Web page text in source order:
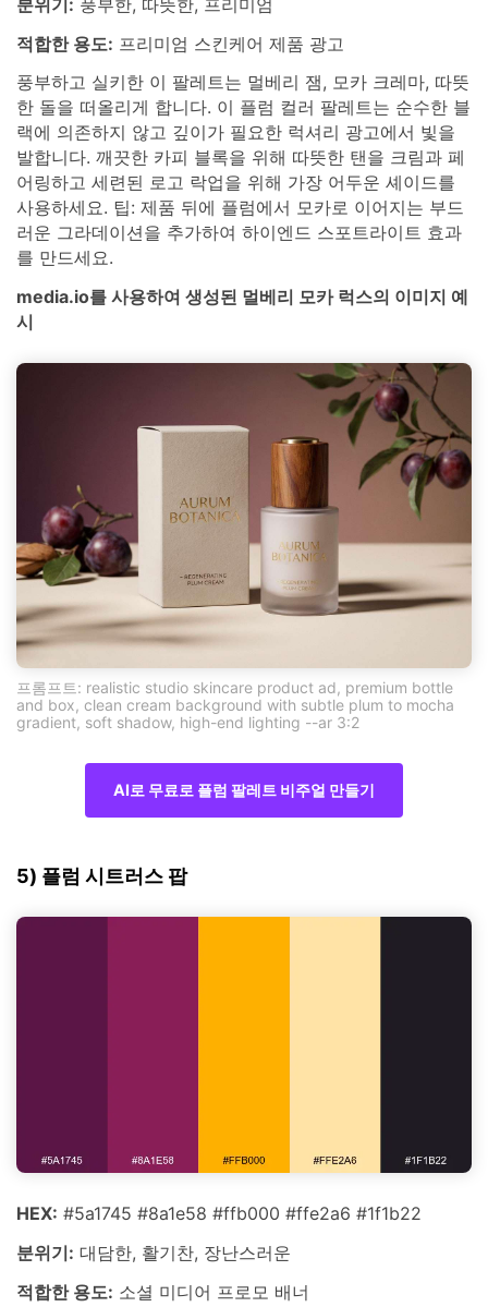
적합한 용도: 프리미엄 스킨케어 제품 광고
풍부하고 실키한 이 팔레트는 멀베리 잼, 모카 크레마, 따뜻
한 돌을 떠올리게 합니다. 이 플럼 컬러 팔레트는 순수한 블
랙에 의존하지 않고 깊이가 필요한 럭셔리 광고에서 빛을
발합니다. 깨끗한 카피 블록을 위해 따뜻한 탠을 크림과 페
어링하고 세련된 로고 락업을 위해 가장 어두운 셰이드를
사용하세요. 팁: 제품 뒤에 플럼에서 모카로 이어지는 부드
러운 그라데이션을 추가하여 하이엔드 스포트라이트 효과
를 만드세요.
media.io를 사용하여 생성된 멀베리 모카 럭스의 이미지 예
시
프롬프트: realistic studio skincare product ad, premium bottle
and box, clean cream background with subtle plum to mocha
gradient, soft shadow, high-end lighting --ar 3:2
AI로 무료로 플럼 팔레트 비주얼 만들기
5) 플럼 시트러스 팝
HEX: #5a1745 #8a1e58 #ffb000 #ffe2a6 #1f1b22
분위기: 대담한, 활기찬, 장난스러운
적합한 용도: 소셜 미디어 프로모 배너